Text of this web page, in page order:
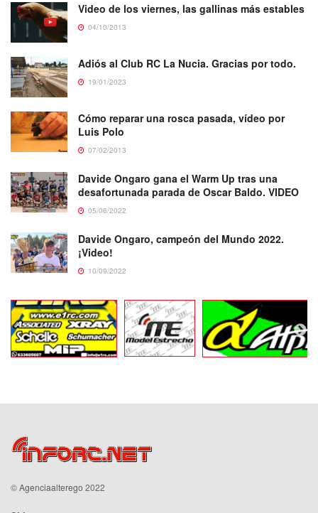
Video de los viernes, las gallinas más estables
04/10/2013
Adiós al Club RC La Nucia. Gracias por todo.
19/01/2023
Cómo reparar una rosca pasada, vídeo por
Luis Polo
07/02/2013
Davide Ongaro gana el Warm Up tras una
desafortunada parada de Oscar Baldo. VIDEO
05/06/2022
Davide Ongaro, campeón del Mundo 2022.
¡Video!
10/09/2022
©Agenciaalterego 2022